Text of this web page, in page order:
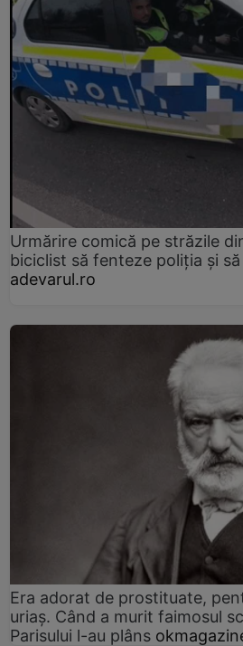
Urmărire comică pe străzile
biciclist să fenteze poliția și
adevarul.ro
Era adorat de prostituate,
uriaș. Când a murit faimosul
Parisului l-au plâns